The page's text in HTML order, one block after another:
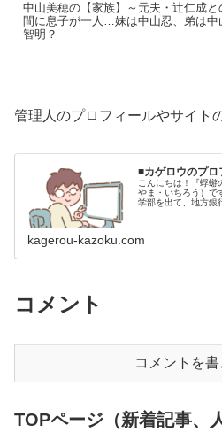
中山美穂の【家族】～元夫・辻仁成と
間に息子が一人…妹は中山忍、弟は中
智明？
管理人のプロフィールやサイト
■カゲロウのプロ
こんにちは！『蜉蝣
やま・いちろう）
学部を出て、地方銀
kagerou-kazoku.com
コメント
コメントを
TOPページ（新着記事、